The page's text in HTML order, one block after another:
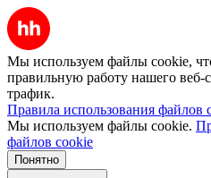
Мы используем файлы cookie,
правильную работу нашего веб-
трафик.
Правила использования файлов
Мы используем файлы cookie.
файлов cookie
Понятно